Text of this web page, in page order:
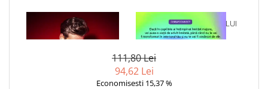
1 x PRINTUL AMERICII
1 x VINDECAREA COPILULUI
INTERIOR
111,80 Lei
94,62 Lei
Economisesti 15,37 %